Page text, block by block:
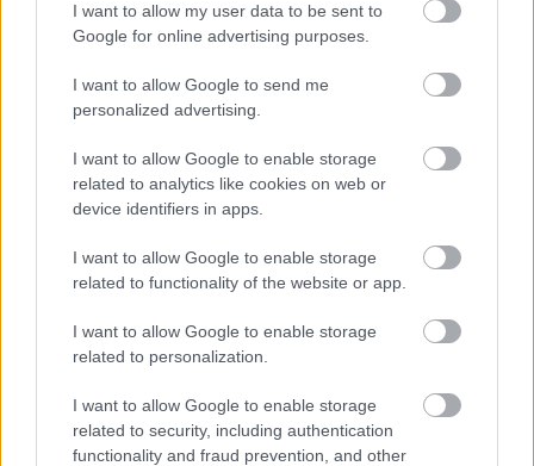
I want to allow my user data to be sent to
Google for online advertising purposes.
I want to allow Google to send me
personalized advertising.
I want to allow Google to enable storage
related to analytics like cookies on web or
device identifiers in apps.
I want to allow Google to enable storage
related to functionality of the website or app.
I want to allow Google to enable storage
related to personalization.
I want to allow Google to enable storage
related to security, including authentication
functionality and fraud prevention, and other
Προσθήκη Σχολίου
ΣΗΜΕΡΑ ΣΤΟ IATRONET.GR